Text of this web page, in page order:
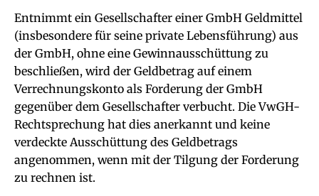
Entnimmt ein Gesellschafter einer GmbH Geldmittel
(insbesondere für seine private Lebensführung) aus
der GmbH, ohne eine Gewinnausschüttung zu
beschließen, wird der Geldbetrag auf einem
Verrechnungskonto als Forderung der GmbH
gegenüber dem Gesellschafter verbucht. Die VwGH-
Rechtsprechung hat dies anerkannt und keine
verdeckte Ausschüttung des Geldbetrags
angenommen, wenn mit der Tilgung der Forderung
zu rechnen ist.